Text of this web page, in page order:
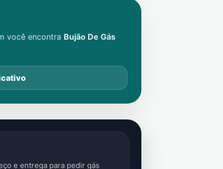
você encontra Bujão De Gás
e entrega para pedir gás